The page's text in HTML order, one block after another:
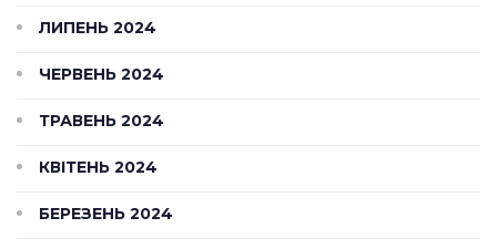
ЛИПЕНЬ 2024
ЧЕРВЕНЬ 2024
ТРАВЕНЬ 2024
КВІТЕНЬ 2024
БЕРЕЗЕНЬ 2024